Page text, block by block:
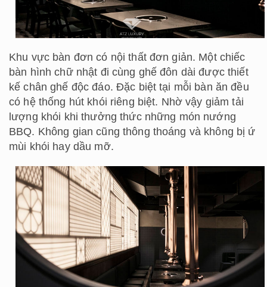
Khu vực bàn đơn có nội thất đơn giản. Một chiếc
bàn hình chữ nhật đi cùng ghế đôn dài được thiết
kế chân ghế độc đáo. Đặc biệt tại mỗi bàn ăn đều
có hệ thống hút khói riêng biệt. Nhờ vậy giảm tải
lượng khói khi thưởng thức những món nướng
BBQ. Không gian cũng thông thoáng và không bị ứ
mùi khói hay dầu mỡ.